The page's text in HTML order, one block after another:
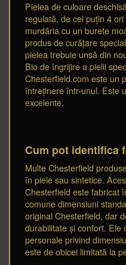
Pielea de culoare
regulată, de cel puțin 4
murdăria cu un burete
produs de curățare
pielea trebuie unsă din
Bio de îngrijire a pielii
Chesterfield.com este un
întreținere într-unul. Este
excelente.
Cum pot identifica
Multe Chesterfield
în piele sau sintetice.
Chesterfield este fabricat
comune dimensiuni
original Chesterfield, dar
durabilitate și confort. Ele
personale privind
este de obicei limitată la